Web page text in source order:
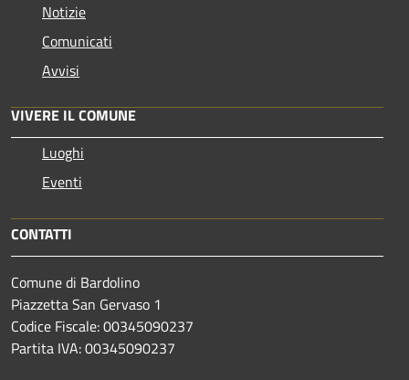
Notizie
Comunicati
Avvisi
VIVERE IL COMUNE
Luoghi
Eventi
CONTATTI
Comune di Bardolino
Piazzetta San Gervaso 1
Codice Fiscale: 00345090237
Partita IVA: 00345090237